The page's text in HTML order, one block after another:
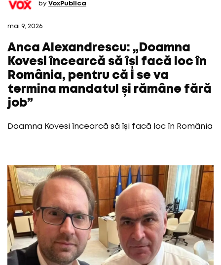
by VoxPublica
mai 9, 2026
Anca Alexandrescu: „Doamna
Kovesi încearcă să își facă loc în
România, pentru că i se va
termina mandatul și rămâne fără
job”
Doamna Kovesi încearcă să își facă loc în România